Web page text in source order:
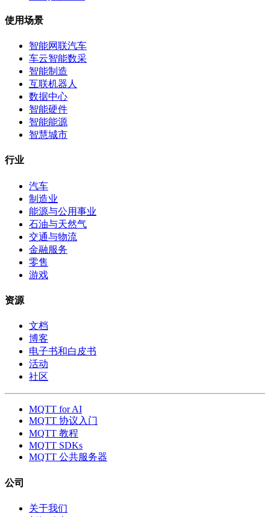
使用场景
智能网联汽车
车云智能数采
智能制造
互联机器人
数据中心
智能硬件
智能能源
智慧城市
行业
汽车
制造业
能源与公用事业
石油与天然气
交通与物流
金融服务
零售
游戏
资源
文档
博客
电子书和白皮书
活动
社区
MQTT for AI
MQTT 协议入门
MQTT 教程
MQTT SDKs
MQTT 公共服务器
公司
关于我们